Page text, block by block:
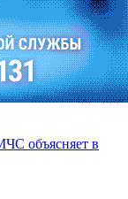
объясняет в